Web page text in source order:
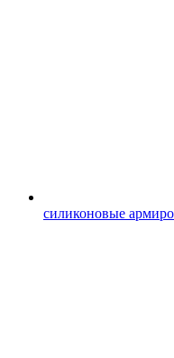
силиконовые